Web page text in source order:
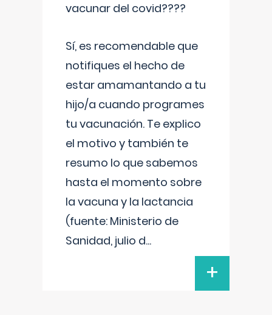
vacunar del covid????
Sí, es recomendable que
notifiques el hecho de
estar amamantando a tu
hijo/a cuando programes
tu vacunación. Te explico
el motivo y también te
resumo lo que sabemos
hasta el momento sobre
la vacuna y la lactancia
(fuente: Ministerio de
Sanidad, julio d...
+